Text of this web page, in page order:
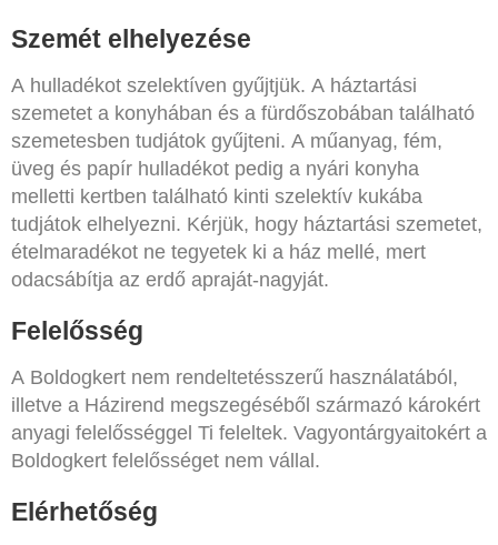
Szemét elhelyezése
A hulladékot szelektíven gyűjtjük. A háztartási
szemetet a konyhában és a fürdőszobában található
szemetesben tudjátok gyűjteni. A műanyag, fém,
üveg és papír hulladékot pedig a nyári konyha
melletti kertben található kinti szelektív kukába
tudjátok elhelyezni. Kérjük, hogy háztartási szemetet,
ételmaradékot ne tegyetek ki a ház mellé, mert
odacsábítja az erdő apraját-nagyját.
Felelősség
A Boldogkert nem rendeltetésszerű használatából,
illetve a Házirend megszegéséből származó károkért
anyagi felelősséggel Ti feleltek. Vagyontárgyaitokért a
Boldogkert felelősséget nem vállal.
Elérhetőség